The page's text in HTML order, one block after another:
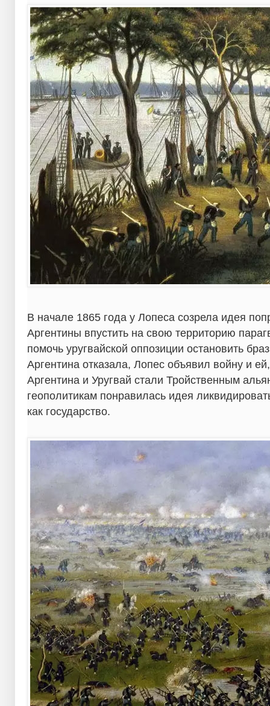
В начале 1865 года у Лопеса созрела идея
Аргентины впустить на свою территорию
помочь уругвайской оппозиции остановить
Аргентина отказала, Лопес объявил войну и
Аргентина и Уругвай стали Тройственным
геополитикам понравилась идея
как государство.